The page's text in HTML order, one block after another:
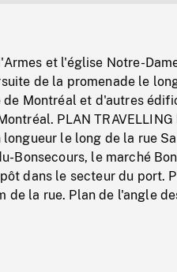
et l'église Notre-
de la promenade le
Montréal et d'autres
PLAN
longueur le long de la rue
Bonsecours, le marché
dans le secteur du port.
de la rue. Plan de l'angle